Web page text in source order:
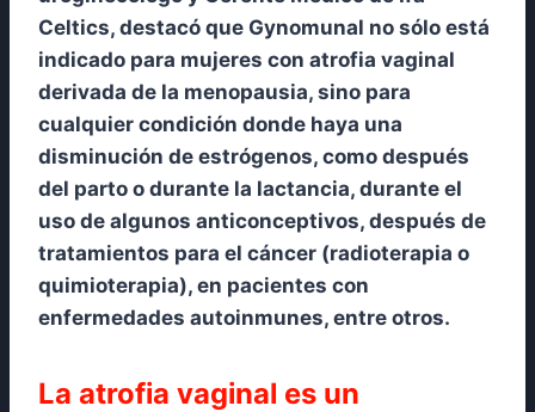
Celtics, destacó que Gynomunal no sólo está
indicado para mujeres con atrofia vaginal
derivada de la menopausia, sino para
cualquier condición donde haya una
disminución de estrógenos, como después
del parto o durante la lactancia, durante el
uso de algunos anticonceptivos, después de
tratamientos para el cáncer (radioterapia o
quimioterapia), en pacientes con
enfermedades autoinmunes, entre otros.
La atrofia vaginal es un